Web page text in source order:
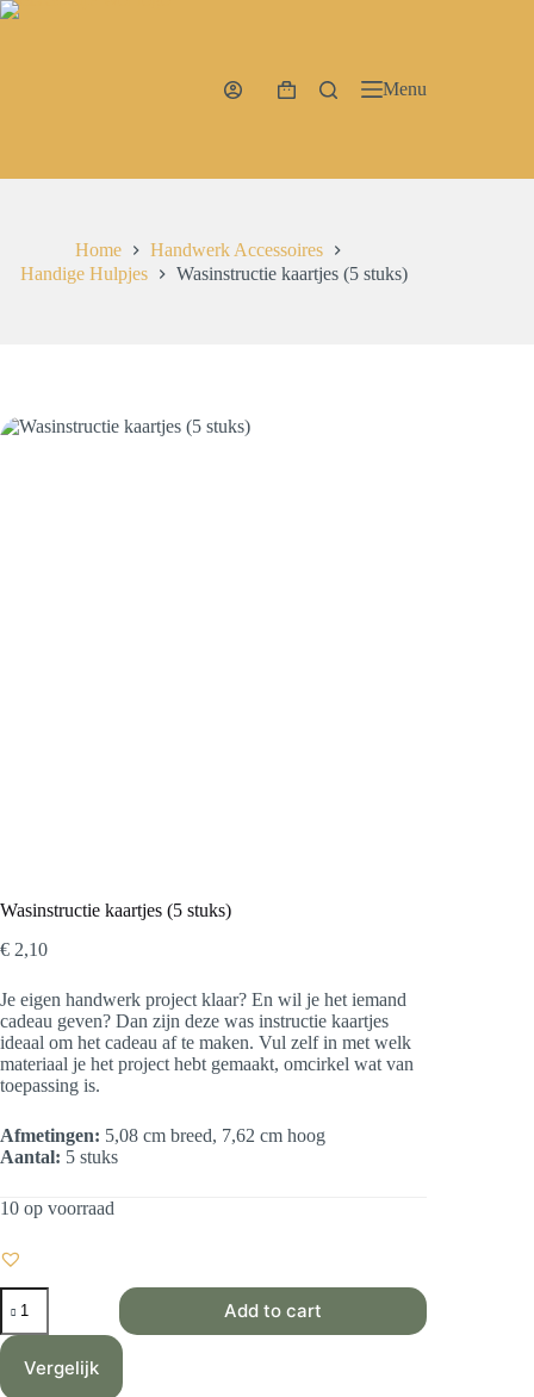
Ga
WinkelwagenMenu
Home
Handwerk Accessoires
Handige Hulpjes
Wasinstructie kaartjes (5 stuks)
Wasinstructie kaartjes (5 stuks)
€ 2,10
Je eigen handwerk project klaar? En wil je het iemand
cadeau geven? Dan zijn deze was instructie kaartjes
ideaal om het cadeau af te maken. Vul zelf in met welk
materiaal je het project hebt gemaakt, omcirkel wat van
toepassing is.
Afmetingen: 5,08 cm breed, 7,62 cm hoog
Aantal: 5 stuks
10 op voorraad
Wasinstructie
kaartjes
(5
stuks)
aantal
Add to cart
Vergelijk